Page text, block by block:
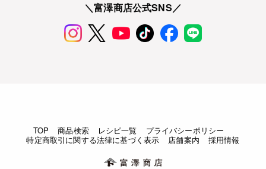
＼富澤商店公式SNS／
TOP 商品検索 レシピ一覧
プライバシーポリシー
特定商取引に関する法律に基づく表示
店舗案内 採用情報